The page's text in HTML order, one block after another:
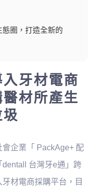
圈，打造全新的
牙材電商
材所產生
企業「 PackAge+ 配
台灣牙e通」跨
材電商採購平台，目